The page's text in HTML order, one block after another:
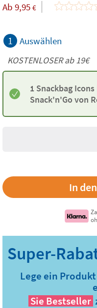
Ab 9,95 €
1 Auswählen
KOSTENLOSER ab 19€
1 Snackbag
Snack'n'Go von
Lege ein
Sie Bestseller